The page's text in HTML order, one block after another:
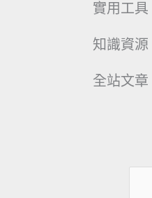
實用工具
知識資源
全站文章